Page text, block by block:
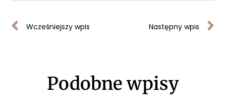
Wcześniejszy wpis Następny wpis
Podobne wpisy